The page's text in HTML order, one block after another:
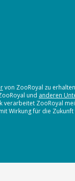
von ZooRoyal zu
und anderen
verarbeitet ZooRoyal
Wirkung für die